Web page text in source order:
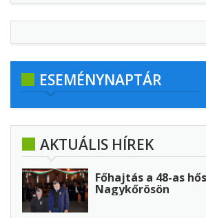
ESEMÉNYNAPTÁR
AKTUÁLIS HÍREK
Főhajtás a 48-as
Nagykőrösön